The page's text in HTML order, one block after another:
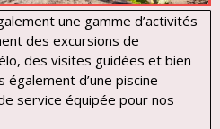
une gamme d’activités
des excursions de
des visites guidées et bien
d’une piscine
service équipée pour nos